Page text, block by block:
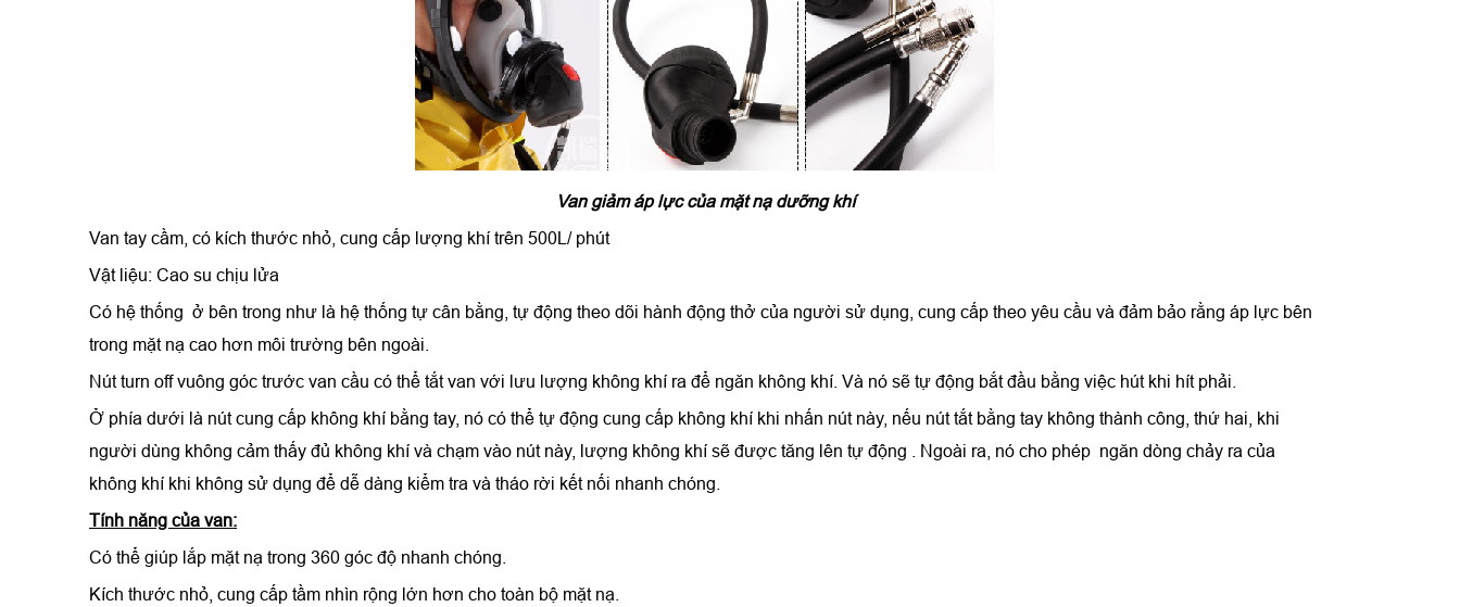
Van giảm áp lực của mặt nạ dưỡng khí
Van tay cầm, có kích thước nhỏ, cung cấp lượng khí trên 500L/ phút
Vật liệu: Cao su chịu lửa
Có hệ thống ở bên trong như là hệ thống tự cân bằng, tự động theo dõi hành động thở của người sử dụng, cung cấp theo yêu cầu và đảm bảo rằng áp lực bên
trong mặt nạ cao hơn môi trường bên ngoài.
Nút turn off vuông góc trước van cầu có thể tắt van với lưu lượng không khí ra để ngăn không khí. Và nó sẽ tự động bắt đầu bằng việc hút khi hít phải.
Ở phía dưới là nút cung cấp không khí bằng tay, nó có thể tự động cung cấp không khí khi nhấn nút này, nếu nút tắt bằng tay không thành công, thứ hai, khi
người dùng không cảm thấy đủ không khí và chạm vào nút này, lượng không khí sẽ được tăng lên tự động . Ngoài ra, nó cho phép ngăn dòng chảy ra của
không khí khi không sử dụng để dễ dàng kiểm tra và tháo rời kết nối nhanh chóng.
Tính năng của van:
Có thể giúp lắp mặt nạ trong 360 góc độ nhanh chóng.
Kích thước nhỏ, cung cấp tầm nhìn rộng lớn hơn cho toàn bộ mặt nạ.